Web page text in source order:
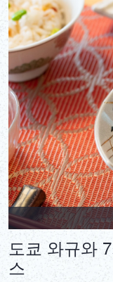
도쿄 와규와
스